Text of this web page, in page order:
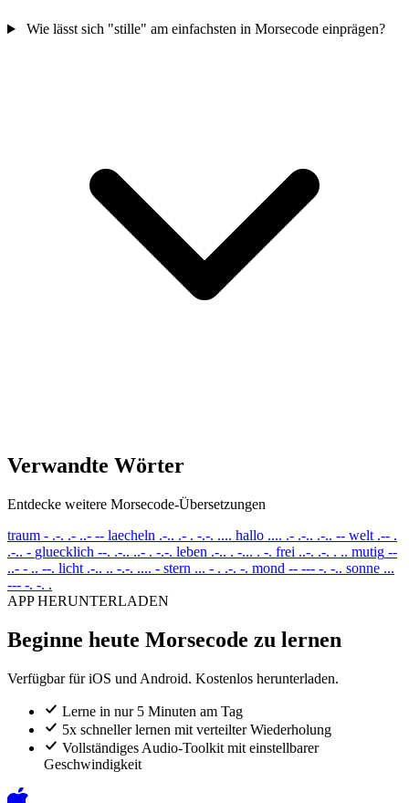
Wie lässt sich "stille" am einfachsten in Morsecode einprägen?
Verwandte Wörter
Entdecke weitere Morsecode-Übersetzungen
traum - .-. .- ..- -- laecheln .-.. .- . -.-. .... hallo .... .- .-.. .-.. -- welt .-- .
.-.. - gluecklich --. .-.. ..- . -.-. leben .-.. . -... . -. frei ..-. .-. . .. mutig --
..- - .. --. licht .-.. .. -.-. .... - stern ... - . .-. -. mond -- --- -. -.. sonne ...
--- -. -. .
APP HERUNTERLADEN
Beginne heute Morsecode zu lernen
Verfügbar für iOS und Android. Kostenlos herunterladen.
Lerne in nur 5 Minuten am Tag
5x schneller lernen mit verteilter Wiederholung
Vollständiges Audio-Toolkit mit einstellbarer
Geschwindigkeit